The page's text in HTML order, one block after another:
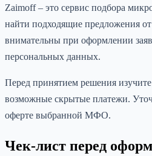
Zaimоff – это сервис подбора
найти подходящие предложения
внимательны при оформлении
персональных данных.
Перед принятием решения
возможные скрытые платежи.
оферте выбранной МФО.
Чек-лист перед